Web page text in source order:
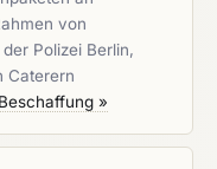
von
Polizei Berlin,
Caterern
»